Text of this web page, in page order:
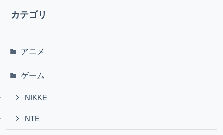
カテゴリ
アニメ
ゲーム
NIKKE
NTE